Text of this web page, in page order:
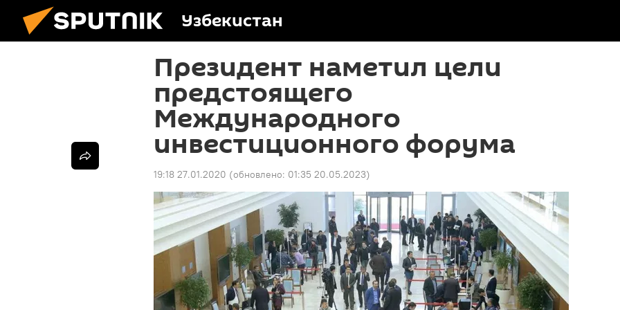
Узбекистан
Президент наметил цели
предстоящего
Международного
инвестиционного форума
19:18 27.01.2020 (обновлено: 01:35 20.05.2023)